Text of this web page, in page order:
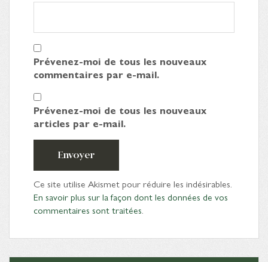
Prévenez-moi de tous les nouveaux
commentaires par e-mail.
Prévenez-moi de tous les nouveaux
articles par e-mail.
Envoyer
Ce site utilise Akismet pour réduire les indésirables.
En savoir plus sur la façon dont les données de vos
commentaires sont traitées.